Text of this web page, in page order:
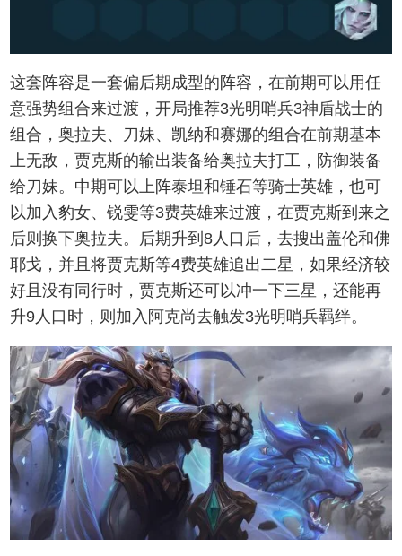
这套阵容是一套偏后期成型的阵容，在前期可以用任
意强势组合来过渡，开局推荐3光明哨兵3神盾战士的
组合，奥拉夫、刀妹、凯纳和赛娜的组合在前期基本
上无敌，贾克斯的输出装备给奥拉夫打工，防御装备
给刀妹。中期可以上阵泰坦和锤石等骑士英雄，也可
以加入豹女、锐雯等3费英雄来过渡，在贾克斯到来之
后则换下奥拉夫。后期升到8人口后，去搜出盖伦和佛
耶戈，并且将贾克斯等4费英雄追出二星，如果经济较
好且没有同行时，贾克斯还可以冲一下三星，还能再
升9人口时，则加入阿克尚去触发3光明哨兵羁绊。